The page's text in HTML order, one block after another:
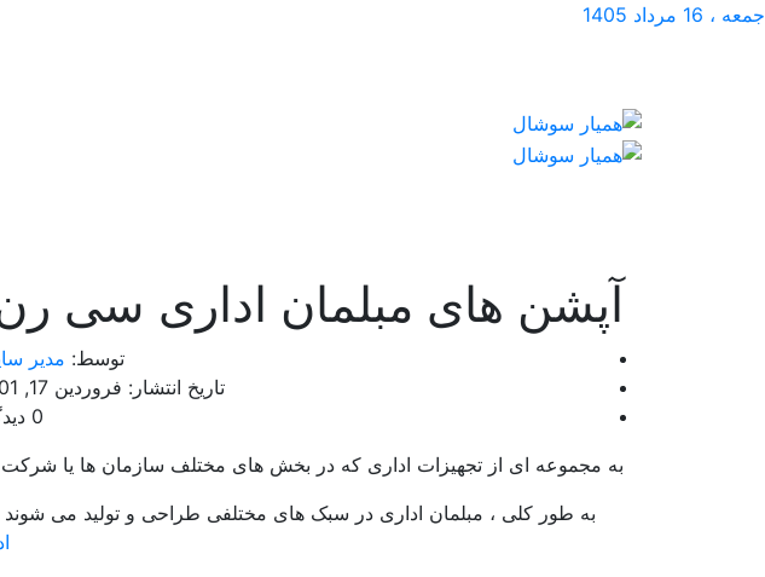
جمعه ، 16 مرداد 1405
آپشن های مبلمان اداری سی
توسط: مدیر
تاریخ انتشار: فروردین 17, 1401
0 دیدگاه
به مجموعه ای از تجهیزات اداری که در بخش های مختلف سازمان ها یا شرکت
به طور کلی ، مبلمان اداری در سبک های مختلفی طراحی و تولید می